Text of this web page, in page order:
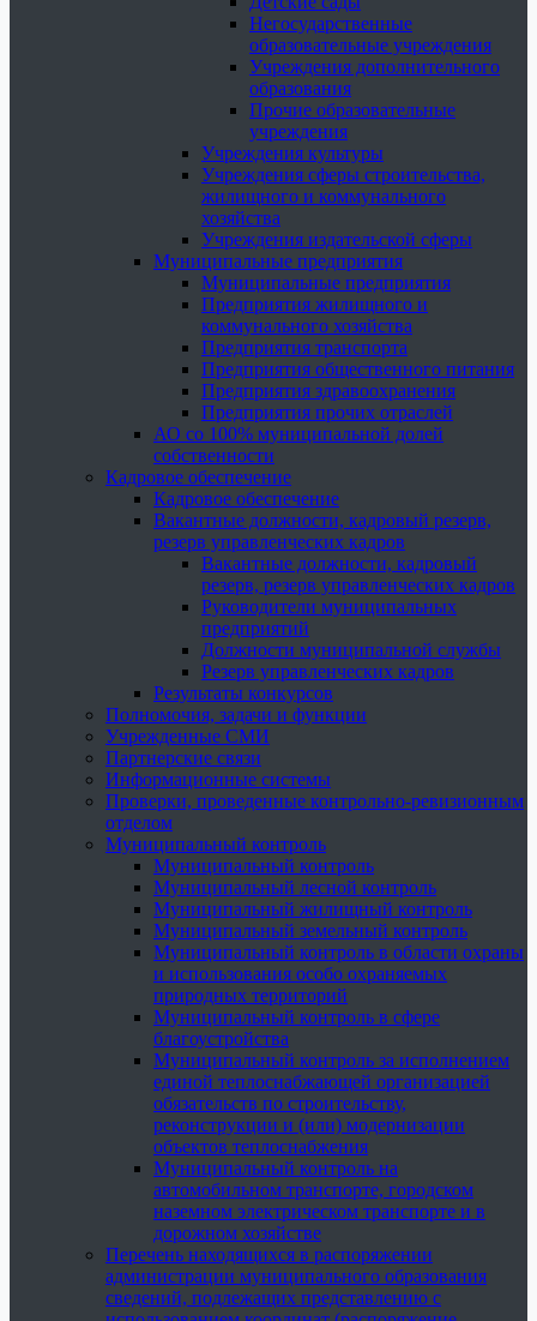
Негосударственные
образовательные учреждения
Учреждения дополнительного
образования
Прочие образовательные
учреждения
Учреждения культуры
Учреждения сферы строительства,
жилищного и коммунального
хозяйства
Учреждения издательской сферы
Муниципальные предприятия
Муниципальные предприятия
Предприятия жилищного и
коммунального хозяйства
Предприятия транспорта
Предприятия общественного питания
Предприятия здравоохранения
Предприятия прочих отраслей
АО со 100% муниципальной долей
собственности
Кадровое обеспечение
Кадровое обеспечение
Вакантные должности, кадровый резерв,
резерв управленческих кадров
Вакантные должности, кадровый
резерв, резерв управленческих кадров
Руководители муниципальных
предприятий
Должности муниципальной службы
Резерв управленческих кадров
Результаты конкурсов
Полномочия, задачи и функции
Учрежденные СМИ
Партнерские связи
Информационные системы
Проверки, проведенные контрольно-ревизионным
отделом
Муниципальный контроль
Муниципальный контроль
Муниципальный лесной контроль
Муниципальный жилищный контроль
Муниципальный земельный контроль
Муниципальный контроль в области охраны
и использования особо охраняемых
природных территорий
Муниципальный контроль в сфере
благоустройства
Муниципальный контроль за исполнением
единой теплоснабжающей организацией
обязательств по строительству,
реконструкции и (или) модернизации
объектов теплоснабжения
Муниципальный контроль на
автомобильном транспорте, городском
наземном электрическом транспорте и в
дорожном хозяйстве
Перечень находящихся в распоряжении
администрации муниципального образования
сведений, подлежащих представлению с